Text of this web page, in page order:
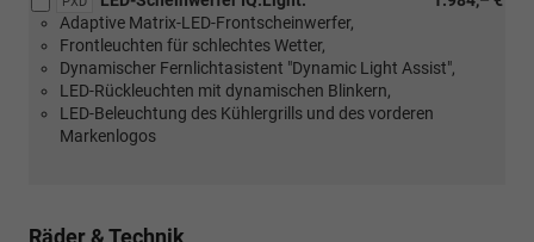
Adaptive Matrix-LED-Frontscheinwerfer,
Frontleuchten für schlechtes Wetter,
Dynamischer Fernlichtasistent "Dynamic Light Assist",
LED-Rückleuchten mit dynamischen Blinkern,
LED-Beleuchtung des Kühlergrills und des vorderen
Markenlogos
Räder & Technik